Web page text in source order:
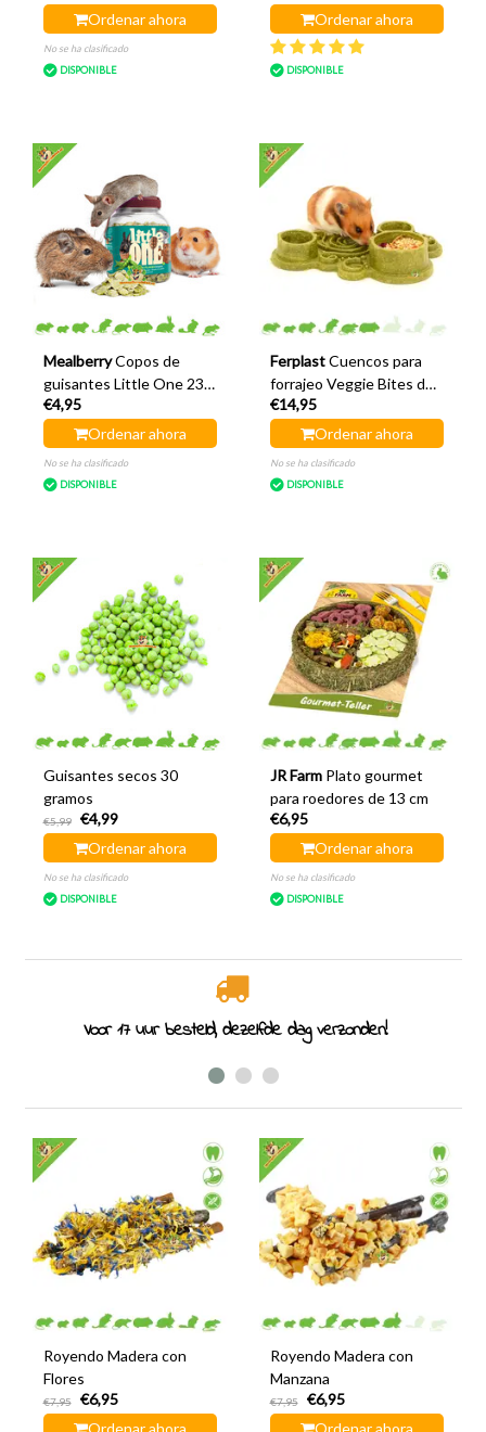
Ordenar ahora
No se ha clasificado
DISPONIBLE
Ordenar ahora
DISPONIBLE
Mealberry Copos de
guisantes Little One 230
gramos
€4,95
Ordenar ahora
No se ha clasificado
DISPONIBLE
Ferplast Cuencos para
forrajeo Veggie Bites de
20 cm
€14,95
Ordenar ahora
No se ha clasificado
DISPONIBLE
Guisantes secos 30
gramos
€5,99
€4,99
Ordenar ahora
No se ha clasificado
DISPONIBLE
JR Farm Plato gourmet
para roedores de 13 cm
€6,95
Ordenar ahora
No se ha clasificado
DISPONIBLE
Voor 17 uur besteld, dezelfde dag verzonden!
Royendo Madera con
Flores
€7,95
€6,95
Ordenar ahora
Royendo Madera con
Manzana
€7,95
€6,95
Ordenar ahora